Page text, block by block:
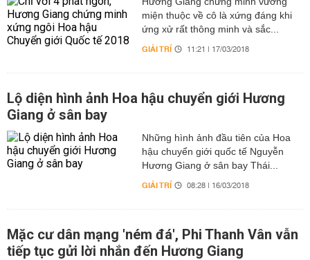
miện thuộc về cô là xứng đáng khi
ứng xử rất thông minh và sắc...
GIẢI TRÍ 11:21 | 17/03/2018
Lộ diện hình ảnh Hoa hậu chuyển giới Hương
Giang ở sân bay
Những hình ảnh đầu tiên của Hoa
hậu chuyển giới quốc tế Nguyễn
Hương Giang ở sân bay Thái...
GIẢI TRÍ 08:28 | 16/03/2018
Mặc cư dân mạng 'ném đá', Phi Thanh Vân vẫn
tiếp tục gửi lời nhắn đến Hương Giang